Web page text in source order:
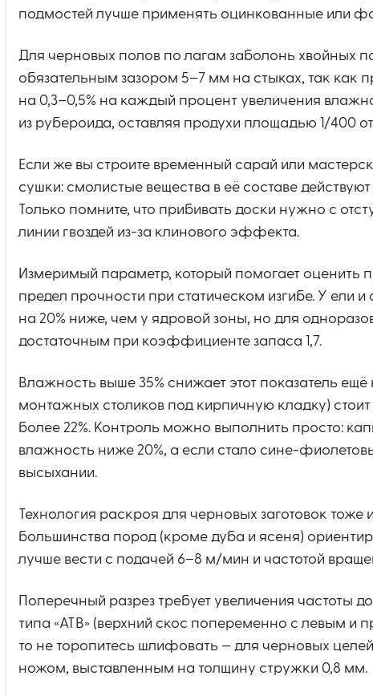
подмостей лучше применять оцинкованные или
Для черновых полов по лагам заболонь хвойных
обязательным зазором 5–7 мм на стыках, так как
на 0,3–0,5% на каждый процент увеличения
из рубероида, оставляя продухи площадью 1/400
Если же вы строите временный сарай или
сушки: смолистые вещества в её составе
Только помните, что прибивать доски нужно с
линии гвоздей из-за клинового эффекта.
Измеримый параметр, который помогает оценить
предел прочности при статическом изгибе. У
на 20% ниже, чем у ядровой зоны, но для
достаточным при коэффициенте запаса 1,7.
Влажность выше 35% снижает этот показатель
монтажных столиков под кирпичную кладку)
более 22%. Контроль можно выполнить просто:
влажность ниже 20%, а если стало сине-
высыхании.
Технология раскроя для черновых заготовок
большинства пород (кроме дуба и ясеня)
лучше вести с подачей 6–8 м/мин и частотой
Поперечный разрез требует увеличения частоты
типа «ATB» (верхний скос попеременно с левым и
то не торопитесь шлифовать — для черновых
ножом, выставленным на толщину стружки 0,8 мм.